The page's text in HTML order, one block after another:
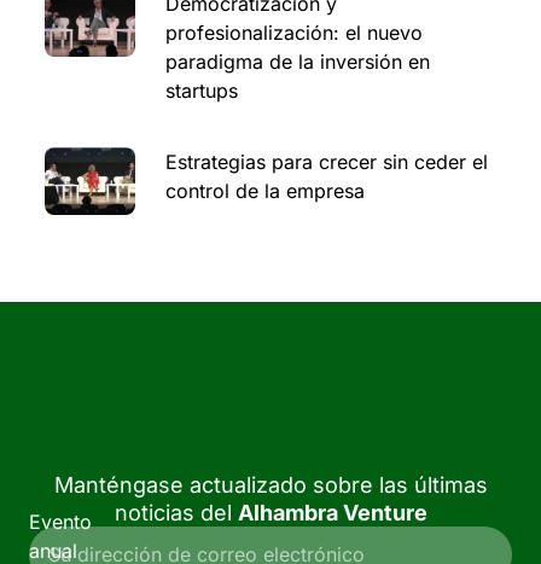
profesionalización: el nuevo
paradigma de la inversión en
startups
Estrategias para crecer sin ceder el
control de la empresa
Evento
anual
Manténgase actualizado sobre las últimas
noticias del Alhambra Venture